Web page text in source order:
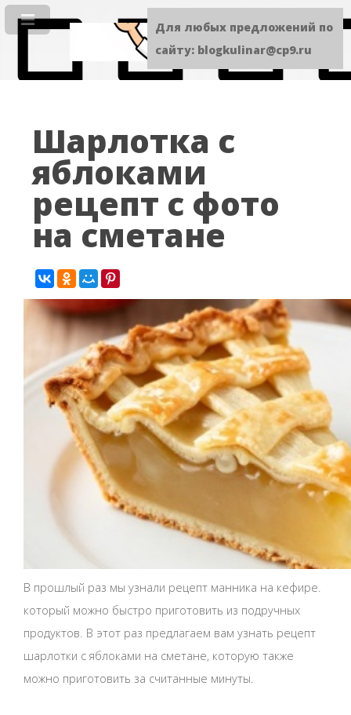
Шарлотка с
яблоками
рецепт с фото
на сметане
В прошлый раз мы узнали рецепт манника на кефире.
который можно быстро приготовить из подручных
продуктов. В этот раз предлагаем вам узнать рецепт
шарлотки с яблоками на сметане, которую также
можно приготовить за считанные минуты.
Для любых предложений по
сайту: blogkulinar@cp9.ru